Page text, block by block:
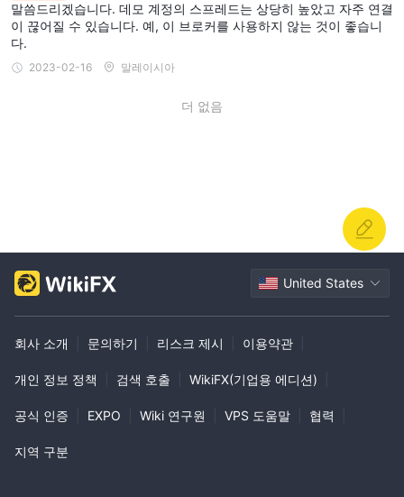
말씀드리겠습니다. 데모 계정의 스프레드는 상당히 높았고 자주 연결
이 끊어질 수 있습니다. 예, 이 브로커를 사용하지 않는 것이 좋습니
다.
2023-02-16 말레이시아
더 없음
United States
회사 소개 문의하기 리스크 제시 이용약관
개인 정보 정책 검색 호출 WikiFX(기업용 에디션)
공식 인증 EXPO Wiki 연구원 VPS 도움말 협력
지역 구분